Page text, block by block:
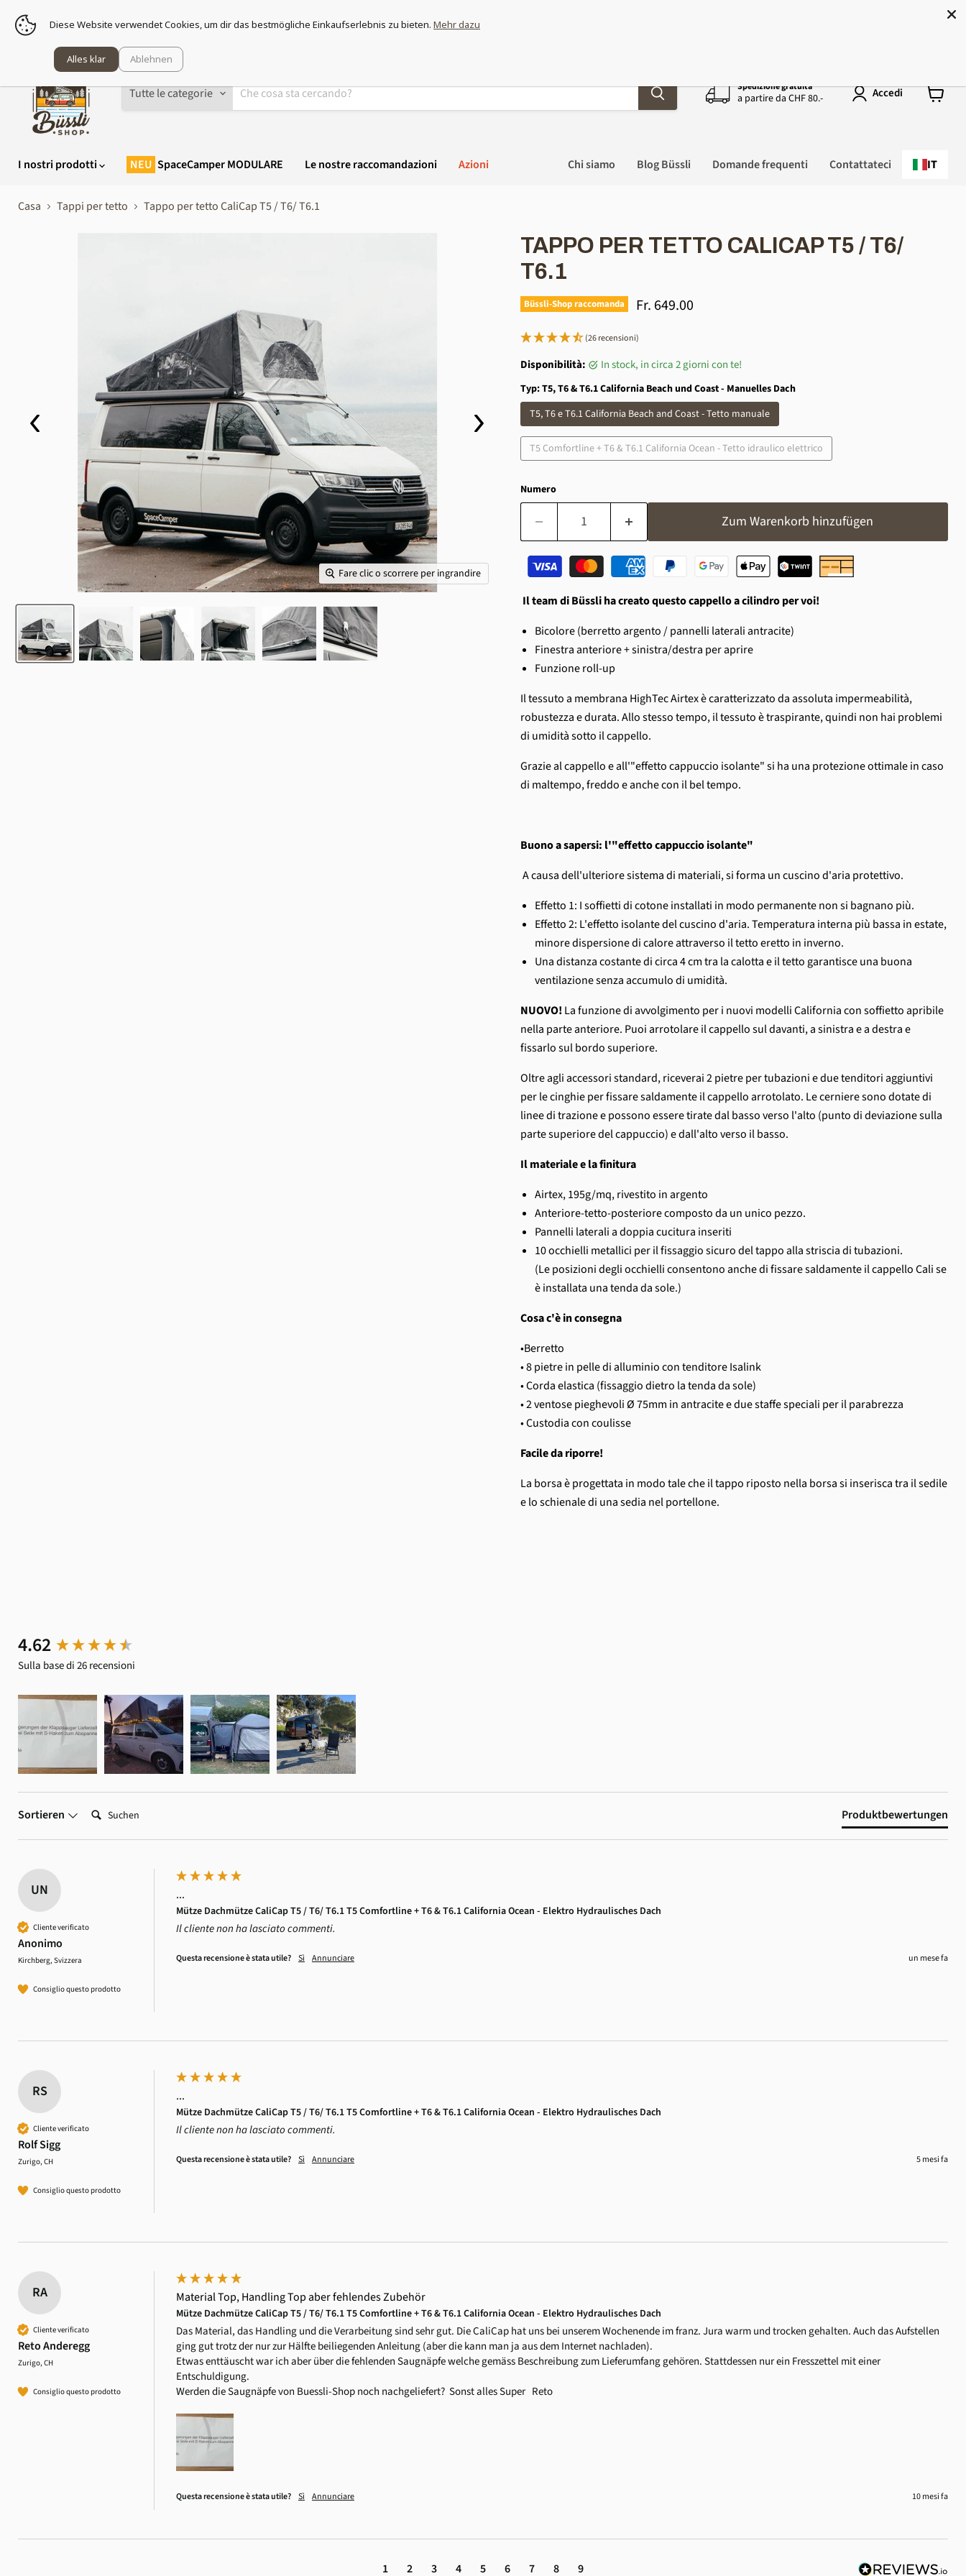
Preparati e scopri il più vasto assortimento di zanzariere della Svizzera!
Tutte le categorie Spedizione gratuita
a partire da CHF 80.- Accedi
Mostra
spesa
I nostri prodotti SpaceCamper MODULARE Le nostre raccomandazioni Azioni Chi siamo Blog Büssli Domande frequenti Contattateci IT
Casa Tappi per tetto Tappo per tetto CaliCap T5 / T6/ T6.1
Fare clic o scorrere per ingrandire
TAPPO PER TETTO CALICAP T5 / T6/
T6.1
Büssli-Shop raccomanda Prezzo
Fr. 649.00
(26 recensioni)
Disponibilità: in stock, in circa 2 giorni con te!
Typ:T5, T6 & T6.1 California Beach und Coast - Manuelles Dach
T5, T6 e T6.1 California Beach and Coast - Tetto manuale
T5 Comfortline + T6 & T6.1 California Ocean - Tetto idraulico elettrico
Numero
Zum Warenkorb hinzufügen
Il team di Büssli ha creato questo cappello a cilindro per voi!
Bicolore (berretto argento / pannelli laterali antracite)
Finestra anteriore + sinistra/destra per aprire
Funzione roll-up
Il tessuto a membrana HighTec Airtex è caratterizzato da assoluta impermeabilità,
robustezza e durata. Allo stesso tempo, il tessuto è traspirante, quindi non hai problemi
di umidità sotto il cappello.
Grazie al cappello e all'"effetto cappuccio isolante" si ha una protezione ottimale in caso
di maltempo, freddo e anche con il bel tempo.
Buono a sapersi: l'"effetto cappuccio isolante"
A causa dell'ulteriore sistema di materiali, si forma un cuscino d'aria protettivo.
Effetto 1: I soffietti di cotone installati in modo permanente non si bagnano più.
Effetto 2: L'effetto isolante del cuscino d'aria. Temperatura interna più bassa in estate,
minore dispersione di calore attraverso il tetto eretto in inverno.
Una distanza costante di circa 4 cm tra la calotta e il tetto garantisce una buona
ventilazione senza accumulo di umidità.
NUOVO! La funzione di avvolgimento per i nuovi modelli California con soffietto apribile
nella parte anteriore. Puoi arrotolare il cappello sul davanti, a sinistra e a destra e
fissarlo sul bordo superiore.
Oltre agli accessori standard, riceverai 2 pietre per tubazioni e due tenditori aggiuntivi
per le cinghie per fissare saldamente il cappello arrotolato. Le cerniere sono dotate di
linee di trazione e possono essere tirate dal basso verso l'alto (punto di deviazione sulla
parte superiore del cappuccio) e dall'alto verso il basso.
Il materiale e la finitura
Airtex, 195g/mq, rivestito in argento
Anteriore-tetto-posteriore composto da un unico pezzo.
Pannelli laterali a doppia cucitura inseriti
10 occhielli metallici per il fissaggio sicuro del tappo alla striscia di tubazioni.
(Le posizioni degli occhielli consentono anche di fissare saldamente il cappello Cali se
è installata una tenda da sole.)
Cosa c'è in consegna
•Berretto
• 8 pietre in pelle di alluminio con tenditore Isalink
• Corda elastica (fissaggio dietro la tenda da sole)
• 2 ventose pieghevoliØ75mm in antracite e due staffe speciali per il parabrezza
• Custodia con coulisse
Facile da riporre!
La borsa è progettata in modo tale che il tappo riposto nella borsa si inserisca tra il sedile
e lo schienale di una sedia nel portellone.
4.62
Sulla base di 26 recensioni
Sortieren Suchen: Produktbewertungen
UN
Cliente verificato
Anonimo
Kirchberg, Svizzera
Consiglio questo prodotto
...
Mütze Dachmütze CaliCap T5 / T6/ T6.1 T5 Comfortline + T6 & T6.1 California Ocean - Elektro Hydraulisches Dach
Il cliente non ha lasciato commenti.
Questa recensione è stata utile? Sì Annunciare un mese fa
RS
Cliente verificato
Rolf Sigg
Zurigo, CH
Consiglio questo prodotto
...
Mütze Dachmütze CaliCap T5 / T6/ T6.1 T5 Comfortline + T6 & T6.1 California Ocean - Elektro Hydraulisches Dach
Il cliente non ha lasciato commenti.
Questa recensione è stata utile? Sì Annunciare 5 mesi fa
RA
Cliente verificato
Reto Anderegg
Zurigo, CH
Consiglio questo prodotto
Material Top, Handling Top aber fehlendes Zubehör
Mütze Dachmütze CaliCap T5 / T6/ T6.1 T5 Comfortline + T6 & T6.1 California Ocean - Elektro Hydraulisches Dach
Das Material, das Handling und die Verarbeitung sind sehr gut. Die CaliCap hat uns bei unserem Wochenende im franz. Jura warm und trocken gehalten. Auch das Aufstellen
ging gut trotz der nur zur Hälfte beiliegenden Anleitung (aber die kann man ja aus dem Internet nachladen).
Etwas enttäuscht war ich aber über die fehlenden Saugnäpfe welche gemäss Beschreibung zum Lieferumfang gehören. Stattdessen nur ein Fresszettel mit einer
Entschuldigung.
Werden die Saugnäpfe von Buessli-Shop noch nachgeliefert?  Sonst alles Super   Reto
Questa recensione è stata utile? Sì Annunciare 10 mesi fa
1 2 3 4 5 6 7 8 9
New content loaded
4,6Valutazione 3.504recensioni
Diese Website verwendet Cookies, um dir das bestmögliche Einkaufserlebnis zu bieten. Mehr dazu
Alles klar Ablehnen